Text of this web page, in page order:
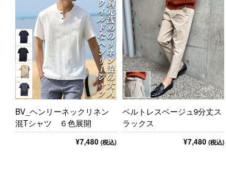
BV_ヘンリーネックリネン
混Tシャツ ６色展開
¥7,480 (税込)
ベルトレスベージュ9分丈ス
ラックス
¥7,480(税込)